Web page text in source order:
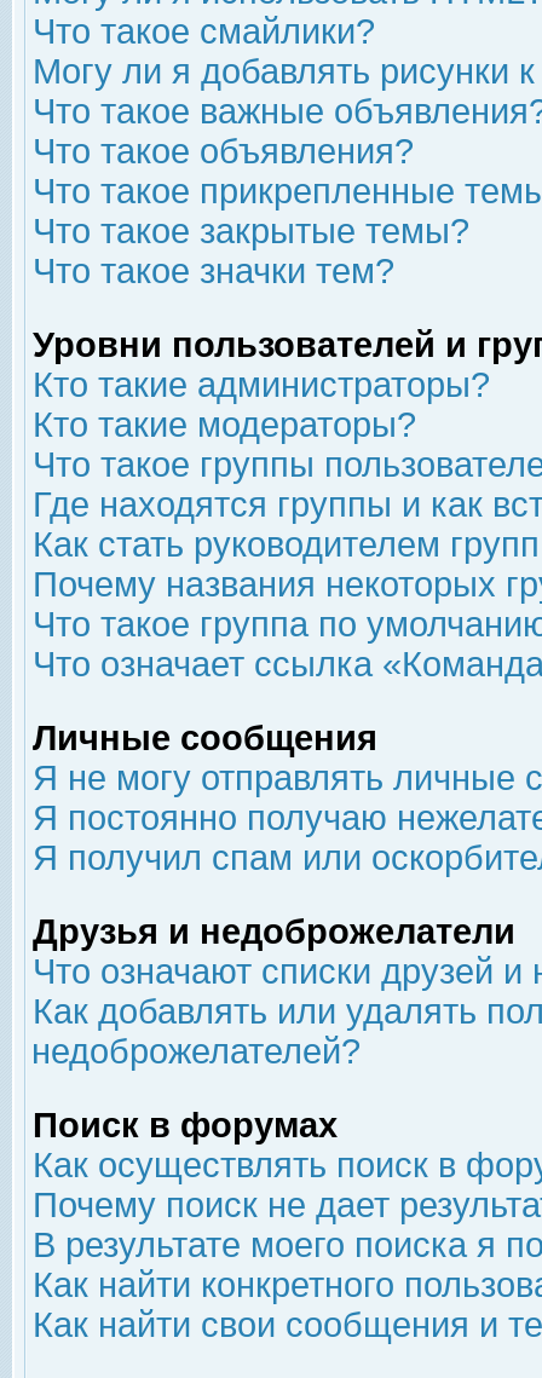
Что такое смайлики?
Могу ли я добавлять рисунки
Что такое важные
Что такое объявления?
Что такое прикрепленные
Что такое закрытые темы?
Что такое значки тем?
Уровни пользователей и
Кто такие администраторы?
Кто такие модераторы?
Что такое группы
Где находятся группы и как
Как стать руководителем
Почему названия некоторых
Что такое группа по
Что означает ссылка
Личные сообщения
Я не могу отправлять личные
Я постоянно получаю
Я получил спам или
Друзья и недоброжелатели
Что означают списки друзей
Как добавлять или удалять
недоброжелателей?
Поиск в форумах
Как осуществлять поиск в
Почему поиск не дает
В результате моего поиска я
Как найти конкретного
Как найти свои сообщения и